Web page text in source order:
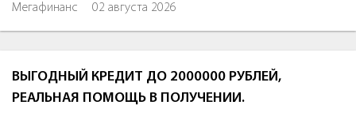
Мегафинанс 02 августа 2026
ВЫГОДНЫЙ КРЕДИТ ДО 2000000 РУБЛЕЙ,
РЕАЛЬНАЯ ПОМОЩЬ В ПОЛУЧЕНИИ.